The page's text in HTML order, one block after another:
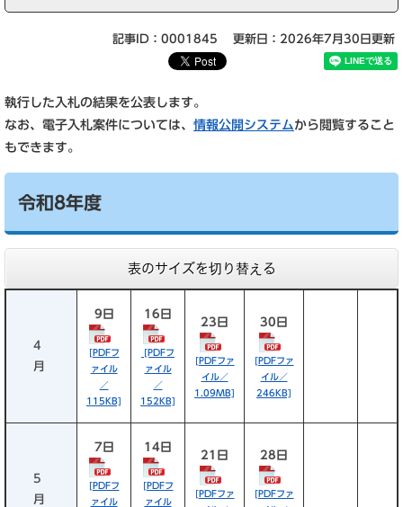
記事ID：0001845 更新日：2026年7月30日更新
執行した入札の結果を公表します。
なお、電子入札案件については、 情報公開システムから閲覧すること
もできます。
令和8年度
表のサイズを切り替える
4
月
9日
[PDFフ
ァイル
／
115KB]
16日
[PDFフ
ァイル
／
152KB]
23日
[PDFファ
イル／
1.09MB]
30日
[PDFファ
イル／
246KB]
5
月
7日
[PDFフ
ァイル
14日
[PDFフ
ァイル
21日
[PDFファ
28日
[PDFファ